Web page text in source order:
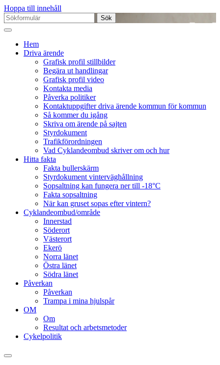
Hoppa till innehåll
Sök
efter:
Hem
Driva ärende
Grafisk profil stillbilder
Begära ut handlingar
Grafisk profil video
Kontakta media
Påverka politiker
Kontaktuppgifter driva ärende kommun för kommun
Så kommer du igång
Skriva om ärende på sajten
Styrdokument
Trafikförordningen
Vad Cyklandeombud skriver om och hur
Hitta fakta
Fakta bullerskärm
Styrdokument vinterväghållning
Sopsaltning kan fungera ner till -18°C
Fakta sopsaltning
När kan gruset sopas efter vintern?
Cyklandeombud/område
Innerstad
Söderort
Västerort
Ekerö
Norra länet
Östra länet
Södra länet
Påverkan
Påverkan
Trampa i mina hjulspår
OM
Om
Resultat och arbetsmetoder
Cykelpolitik
Slå